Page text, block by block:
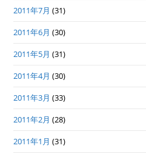
2011年7月 (31)
2011年6月 (30)
2011年5月 (31)
2011年4月 (30)
2011年3月 (33)
2011年2月 (28)
2011年1月 (31)